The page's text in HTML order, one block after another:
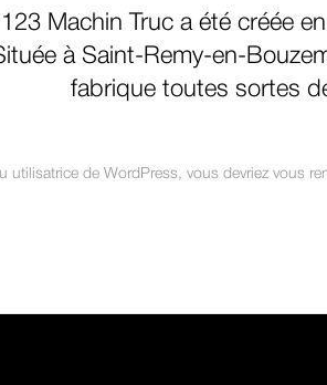
Machin Truc a été créée
à Saint-Remy-en-
fabrique toutes sortes
utilisatrice de WordPress, vous devriez vous